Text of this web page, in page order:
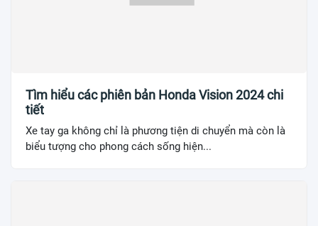
Tìm hiểu các phiên bản Honda Vision 2024 chi
tiết
Xe tay ga không chỉ là phương tiện di chuyển mà còn là
biểu tượng cho phong cách sống hiện...